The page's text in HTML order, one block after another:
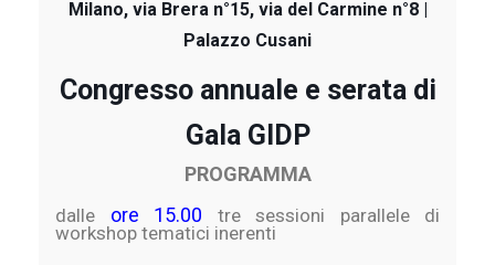
Milano, via Brera n°15, via del Carmine n°8 |
Palazzo Cusani
Congresso annuale e serata di
Gala GIDP
PROGRAMMA
dalle ore 15.00 tre sessioni parallele di
workshop tematici inerenti